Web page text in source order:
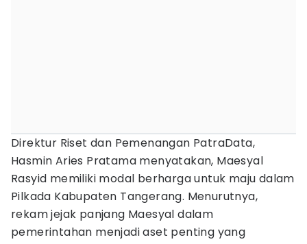
Direktur Riset dan Pemenangan PatraData,
Hasmin Aries Pratama menyatakan, Maesyal
Rasyid memiliki modal berharga untuk maju dalam
Pilkada Kabupaten Tangerang. Menurutnya,
rekam jejak panjang Maesyal dalam
pemerintahan menjadi aset penting yang